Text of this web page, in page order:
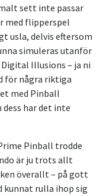
sett inte passar
med flipperspel
usla, delvis eftersom
simuleras utanför
Illusions – ja ni
för några riktiga
med Pinball
dess har det inte
Pinball trodde
är ju trots allt
överallt – på gott
kunnat rulla ihop sig